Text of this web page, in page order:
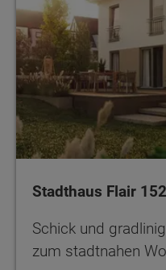
Stadthaus Flair
Schick und
zum stadtnahen